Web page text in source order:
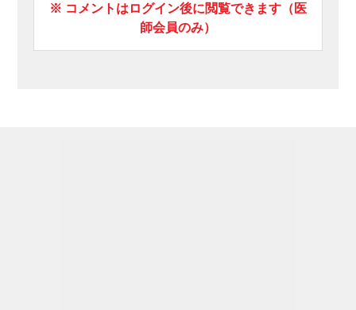
※ コメントはログイン後に閲覧できます（医
師会員のみ）